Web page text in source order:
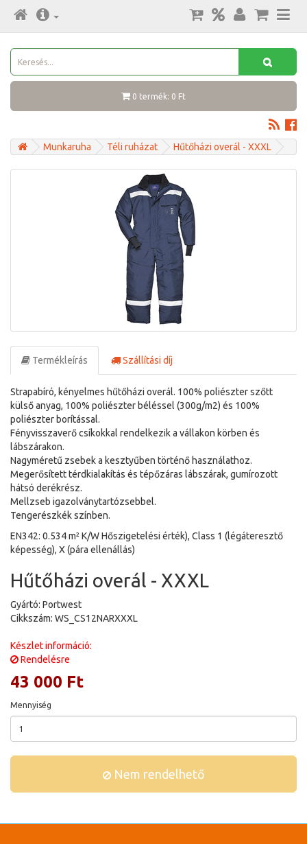
0 termék: 0 Ft
Munkaruha Téli ruházat Hűtőházi overál - XXXL
Termékleírás Szállítási díj
Strapabíró, kényelmes hűtőházi overál. 100% poliészter szőtt
külső anyag, 100% poliészter béléssel (300g/m2) és 100%
poliészter borítással.
Fényvisszaverő csíkokkal rendelkezik a vállakon körben és
lábszárakon.
Nagyméretű zsebek a kesztyűben történő használathoz.
Megerősített térdkialakítás és tépőzáras lábszárak, gumírozott
hátsó derékrész.
Mellzseb igazolványtartózsebbel.
Tengerészkék színben.
EN342: 0.534 m² K/W Hőszigetelési érték), Class 1 (légáteresztő
képesség), X (pára ellenállás)
Hűtőházi overál - XXXL
Gyártó: Portwest
Cikkszám: WS_CS12NARXXXL
Készlet információ:
Rendelésre
43 000 Ft
Mennyiség
Nem rendelhető